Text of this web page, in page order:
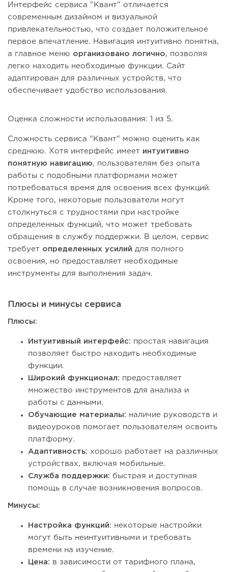
Интерфейс сервиса "Квант" отличается
современным дизайном и визуальной
привлекательностью, что создает положительное
первое впечатление. Навигация интуитивно понятна,
а главное меню организовано логично, позволяя
легко находить необходимые функции. Сайт
адаптирован для различных устройств, что
обеспечивает удобство использования.
Оценка сложности использования: 1 из 5.
Сложность сервиса "Квант" можно оценить как
среднюю. Хотя интерфейс имеет интуитивно
понятную навигацию, пользователям без опыта
работы с подобными платформами может
потребоваться время для освоения всех функций.
Кроме того, некоторые пользователи могут
столкнуться с трудностями при настройке
определенных функций, что может требовать
обращения в службу поддержки. В целом, сервис
требует определенных усилий для полного
освоения, но предоставляет необходимые
инструменты для выполнения задач.
Плюсы и минусы сервиса
Плюсы:
Интуитивный интерфейс: простая навигация
позволяет быстро находить необходимые
функции.
Широкий функционал: предоставляет
множество инструментов для анализа и
работы с данными.
Обучающие материалы: наличие руководств и
видеоуроков помогает пользователям освоить
платформу.
Адаптивность: хорошо работает на различных
устройствах, включая мобильные.
Служба поддержки: быстрая и доступная
помощь в случае возникновения вопросов.
Минусы:
Настройка функций: некоторые настройки
могут быть неинтуитивными и требовать
времени на изучение.
Цена: в зависимости от тарифного плана,